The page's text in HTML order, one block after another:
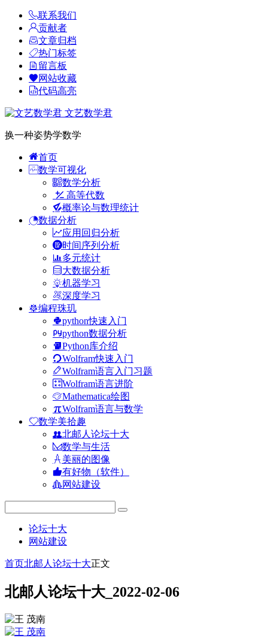
联系我们
贡献者
文章归档
热门标签
留言板
网站收藏
代码高亮
文艺数学君
换一种姿势学数学
首页
数学可视化
数学分析
高等代数
概率论与数理统计
数据分析
应用回归分析
时间序列分析
多元统计
大数据分析
机器学习
深度学习
编程珠玑
python快速入门
python数据分析
Python库介绍
Wolfram快速入门
Wolfram语言入门习题
Wolfram语言进阶
Mathematica绘图
Wolfram语言与数学
数学美拾趣
北邮人论坛十大
数学与生活
美丽的图像
有好物（软件）
网站建设
论坛十大
网站建设
首页北邮人论坛十大正文
北邮人论坛十大_2022-02-06